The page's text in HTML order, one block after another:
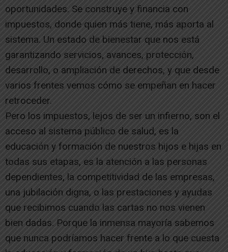
oportunidades. Se construye y financia con
impuestos, donde quien más tiene, más aporta al
sistema. Un estado de bienestar que nos está
garantizando servicios, avances, protección,
desarrollo, o ampliación de derechos, y que desde
varios frentes vemos cómo se empeñan en hacer
retroceder.
Pero los impuestos, lejos de ser un infierno, son el
acceso al sistema público de salud, es la
educación y formación de nuestros hijos e hijas en
todas sus etapas, es la atención a las personas
dependientes, la competitividad de las empresas,
una jubilación digna, o las prestaciones y ayudas
que recibimos cuando las cartas no nos vienen
bien dadas. Porque la inmensa mayoría sabemos
que nunca podríamos hacer frente a lo que cuesta